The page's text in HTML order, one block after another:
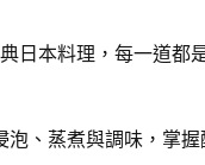
日本料理，每一道都
、蒸煮與調味，掌